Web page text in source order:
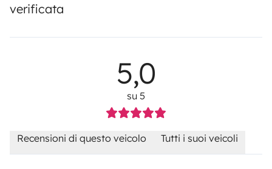
verificata
5,0
su 5
Recensioni di questo veicolo Tutti i suoi veicoli